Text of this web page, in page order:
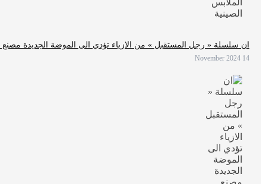
ان سلسلة « رجل المستقبل » من الازياء تؤدي الى الموضة الجديدة مصنع
14 November 2024